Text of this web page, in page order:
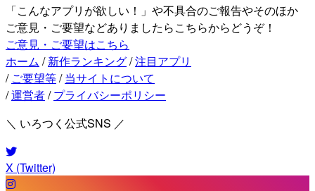
「こんなアプリが欲しい！」や不具合のご報告やそのほか
ご意見・ご要望などありましたらこちらからどうぞ！
ご意見・ご要望はこちら
ホーム / 新作ランキング/注目アプリ
/ ご要望等/ 当サイトについて
/運営者/ プライバシーポリシー
＼ いろつく公式SNS ／
X (Twitter)